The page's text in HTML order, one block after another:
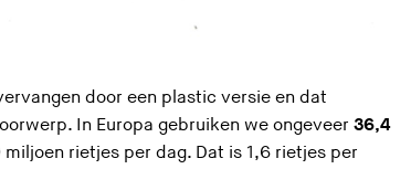
door een plastic versie en dat
In Europa gebruiken we ongeveer 36,4
rietjes per dag. Dat is 1,6 rietjes per